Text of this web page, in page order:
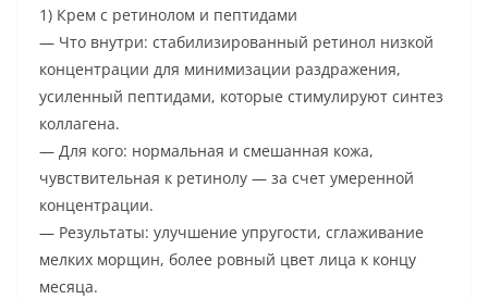
1) Крем с ретинолом и пептидами
— Что внутри: стабилизированный ретинол низкой
концентрации для минимизации раздражения,
усиленный пептидами, которые стимулируют синтез
коллагена.
— Для кого: нормальная и смешанная кожа,
чувствительная к ретинолу — за счет умеренной
концентрации.
— Результаты: улучшение упругости, сглаживание
мелких морщин, более ровный цвет лица к концу
месяца.